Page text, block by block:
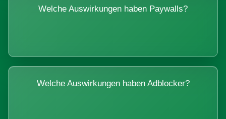
Welche Auswirkungen haben Paywalls?
Welche Auswirkungen haben Adblocker?